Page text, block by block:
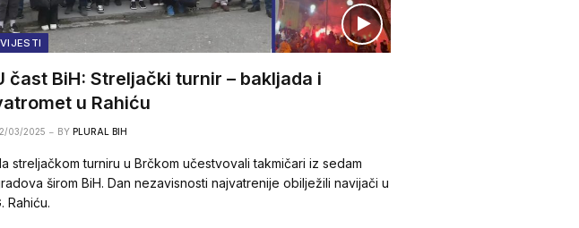
VIJESTI
čast BiH: Streljački turnir – bakljada i
u Rahiću
03/2025 BY PLURAL BIH
streljačkom turniru u Brčkom učestvovali takmičari iz sedam
širom BiH. Dan nezavisnosti najvatrenije obilježili navijači u
Rahiću.